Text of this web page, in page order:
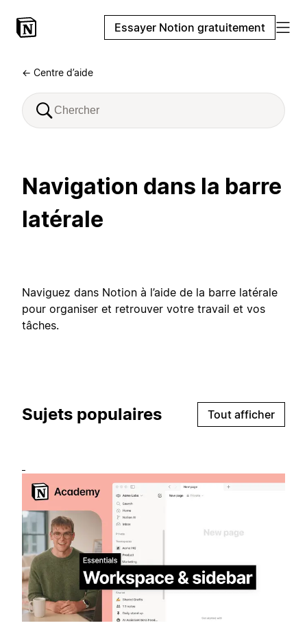
Essayer Notion gratuitement
← Centre d’aide
Navigation dans la barre
latérale
Naviguez dans Notion à l’aide de la barre latérale
pour organiser et retrouver votre travail et vos
tâches.
Sujets populaires Tout afficher